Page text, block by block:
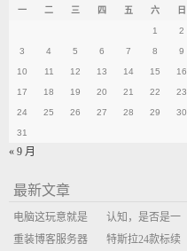
一 二 三 四 五 六 日
1 2
3 4 5 6 7 8 9
10 11 12 13 14 15 16
17 18 19 20 21 22 23
24 25 26 27 28 29 30
31
« 9 月
最新文章
电脑这玩意就是
缝缝补补的事
认知，是否是一
座大山？当架构
重装博客服务器
特斯拉24款标续